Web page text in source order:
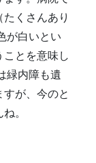
くさんあり
が白いとい
とを意味し
緑内障も遺
が、今のと
。